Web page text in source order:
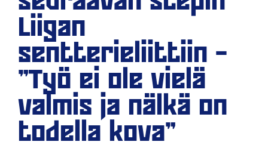
Liigan
sentterieliittiin –
”Työ ei ole vielä
valmis ja nälkä on
todella kova”